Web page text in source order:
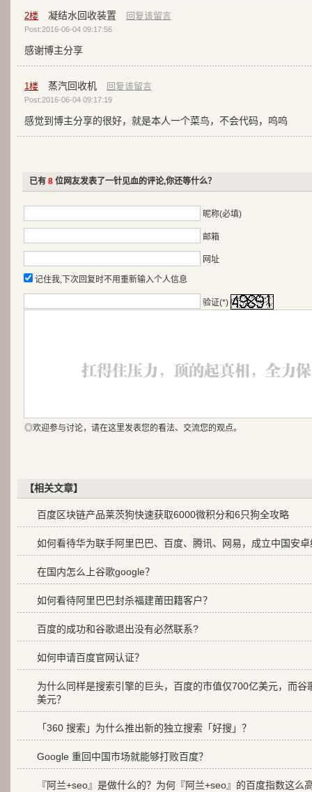
2楼 凝结水回收装置 回复该留言
Post:2016-06-04 09:17:56
感谢博主分享
1楼 蒸汽回收机 回复该留言
Post:2016-06-04 09:17:19
感觉到博主分享的很好，就是本人一个菜鸟，不会代码，呜呜
已有 8位网友发表了一针见血的评论,你还等什么？
昵称(必填)
邮箱
网址
记住我,下次回复时不用重新输入个人信息
验证(*)
◎欢迎参与讨论，请在这里发表您的看法、交流您的观点。
【相关文章】
百度区块链产品莱茨狗快速获取6000微积分和6只狗全攻略
如何看待华为联手阿里巴巴、百度、腾讯、网易，成立中国安
在国内怎么上谷歌google？
如何看待阿里巴巴封杀福建莆田籍客户？
百度的成功和谷歌退出没有必然联系?
如何申请百度官网认证？
为什么同样是搜索引擎的巨头，百度的市值仅700亿美元，而谷
美元？
「360 搜索」为什么推出新的独立搜索「好搜」？
Google 重回中国市场就能够打败百度？
『阿兰+seo』是做什么的？为何『阿兰+seo』的百度指数这么